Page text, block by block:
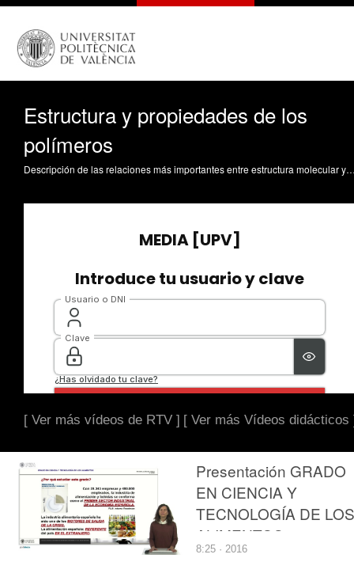
Estructura y propiedades de los
polímeros
Descripción de las relaciones más importantes entre estructura molecular y propiedades en los polímeros Llorens Molina, JA.
[ Ver más vídeos de RTV ] [ Ver más Vídeos didácticos
Presentación GRADO
EN CIENCIA Y
TECNOLOGÍA DE LOS
ALIMENTOS
8:25 · 2016